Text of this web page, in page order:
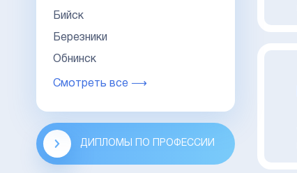
Бийск
Березники
Обнинск
Смотреть все ⟶
ДИПЛОМЫ ПО ПРОФЕССИИ